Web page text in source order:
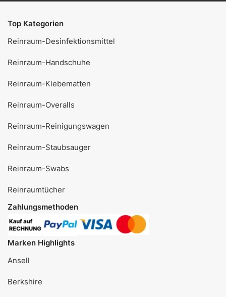
Top Kategorien
Reinraum-Desinfektionsmittel
Reinraum-Handschuhe
Reinraum-Klebematten
Reinraum-Overalls
Reinraum-Reinigungswagen
Reinraum-Staubsauger
Reinraum-Swabs
Reinraumtücher
Zahlungsmethoden
Marken Highlights
Ansell
Berkshire